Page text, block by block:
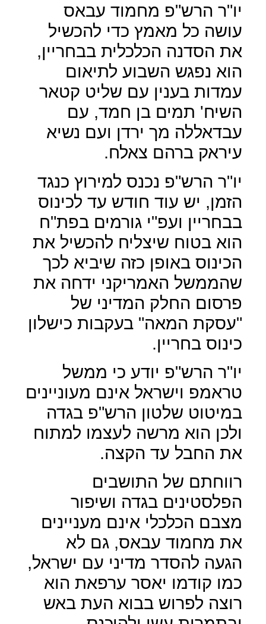
יו"ר הרש"פ מחמוד עבאס
עושה כל מאמץ כדי להכשיל
את הסדנה הכלכלית בבחריין,
הוא נפגש השבוע לתיאום
עמדות בענין עם שליט קטאר
השיח' תמים בן חמד, עם
עבדאללה מך ירדן ועם נשיא
עיראק ברהם צאלח.
יו"ר הרש"פ נכנס למירוץ כנגד
הזמן, יש עוד חודש עד לכינוס
בבחריין ועפ"י גורמים בפת"ח
הוא בטוח שיצליח להכשיל את
הכינוס באופן כזה שיביא לכך
שהממשל האמריקני ידחה את
פרסום החלק המדיני של
"עסקת המאה" בעקבות כישלון
כינוס בחריין.
יו"ר הרש"פ יודע כי ממשל
טראמפ וישראל אינם מעוניינים
במיטוט שלטון הרש"פ בגדה
ולכן הוא מרשה לעצמו למתוח
את החבל עד הקצה.
רווחתם של התושבים
הפלסטינים בגדה ושיפור
מצבם הכלכלי אינם מעניינים
את מחמוד עבאס, גם לא
הגעה להסדר מדיני עם ישראל,
כמו קודמו יאסר ערפאת הוא
רוצה לפרוש בבוא העת באש